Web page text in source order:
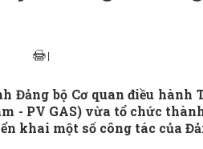
|
Đảng bộ Cơ quan điều hành
- PV GAS) vừa tổ chức
khai một số công tác của